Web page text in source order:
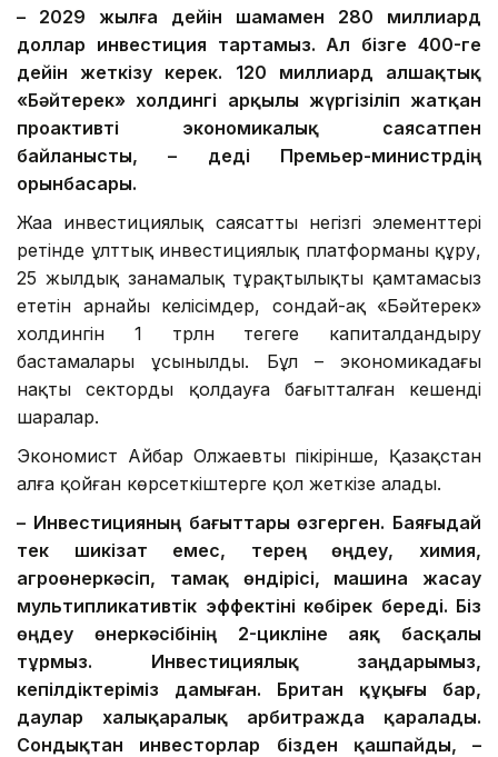
– 2029 жылға дейін шамамен 280 миллиард
доллар инвестиция тартамыз. Ал бізге 400-ге
дейін жеткізу керек. 120 миллиард алшақтық
«Бәйтерек» холдингі арқылы жүргізіліп жатқан
проактивті экономикалық саясатпен
байланысты, – деді Премьер-министрдің
орынбасары.
Жаңа инвестициялық саясаттың негізгі элементтері
ретінде ұлттық инвестициялық платформаны құру,
25 жылдық заңнамалық тұрақтылықты қамтамасыз
ететін арнайы келісімдер, сондай-ақ «Бәйтерек»
холдингін 1 трлн теңгеге капиталдандыру
бастамалары ұсынылды. Бұл – экономикадағы
нақты секторды қолдауға бағытталған кешенді
шаралар.
Экономист Айбар Олжаевтың пікірінше, Қазақстан
алға қойған көрсеткіштерге қол жеткізе алады.
– Инвестицияның бағыттары өзгерген. Баяғыдай
тек шикізат емес, терең өңдеу, химия,
агроөнеркәсіп, тамақ өндірісі, машина жасау
мультипликативтік эффектіні көбірек береді. Біз
өңдеу өнеркәсібінің 2-цикліне аяқ басқалы
тұрмыз. Инвестициялық заңдарымыз,
кепілдіктеріміз дамыған. Британ құқығы бар,
даулар халықаралық арбитражда қаралады.
Сондықтан инвесторлар бізден қашпайды, –